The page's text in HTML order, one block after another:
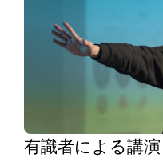
有識者による講演